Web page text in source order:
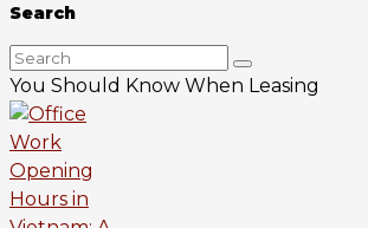
Search
You Should Know When Leasing